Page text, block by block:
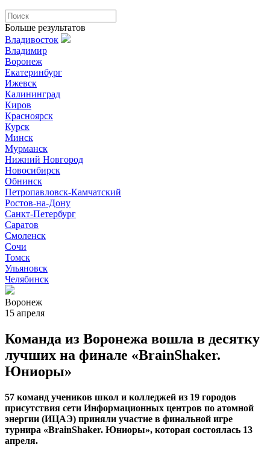
Больше результатов
Владивосток
Владимир
Воронеж
Екатеринбург
Ижевск
Калининград
Киров
Красноярск
Курск
Минск
Мурманск
Нижний Новгород
Новосибирск
Обнинск
Петропавловск-Камчатский
Ростов-на-Дону
Санкт-Петербург
Саратов
Смоленск
Сочи
Томск
Ульяновск
Челябинск
Воронеж
15 апреля
Команда из Воронежа вошла в десятку
лучших на финале «BrainShaker.
Юниоры»
57 команд учеников школ и колледжей из 19 городов
присутствия сети Информационных центров по атомной
энергии (ИЦАЭ) приняли участие в финальной игре
турнира «BrainShaker. Юниоры», которая состоялась 13
апреля.